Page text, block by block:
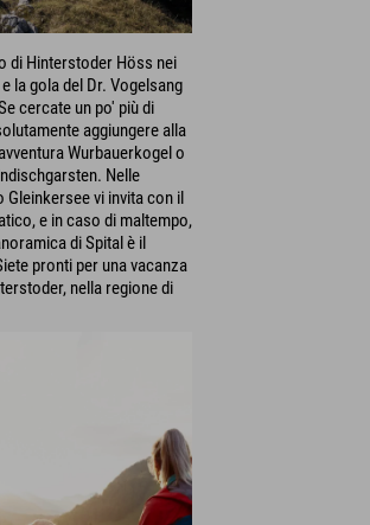
di Hinterstoder Höss nei
la gola del Dr. Vogelsang
cercate un po' più di
aggiungere alla
Wurbauerkogel o
Nelle
Gleinkersee vi invita con il
e in caso di maltempo,
di Spital è il
pronti per una vacanza
nella regione di